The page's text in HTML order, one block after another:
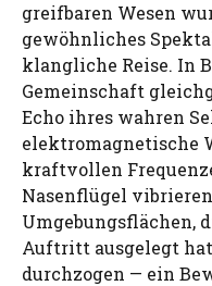
greifbaren Wesen
gewöhnliches
klangliche Reise. In
Gemeinschaft
Echo ihres wahren
elektromagnetische
kraftvollen
Nasenflügel
Umgebungsflächen,
Auftritt ausgelegt
durchzogen — ein